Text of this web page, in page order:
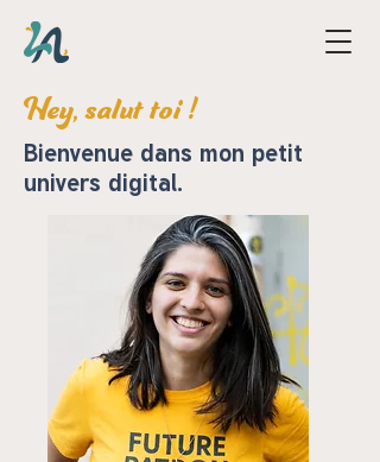
Hey, salut toi !
Bienvenue dans mon petit
univers digital.